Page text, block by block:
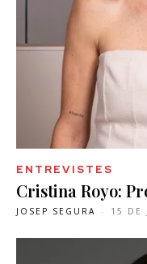
ENTREVISTES
Cristina Royo:
JOSEP SEGURA - 15 DE